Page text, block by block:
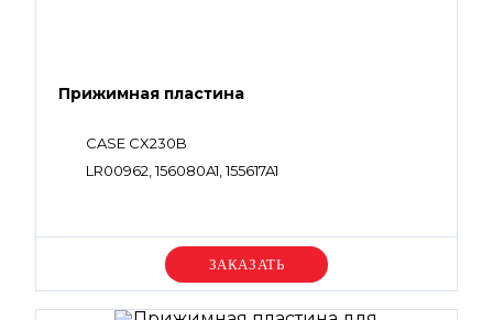
Прижимная пластина
CASE CX230B
LR00962, 156080A1, 155617A1
Уточняйте цену